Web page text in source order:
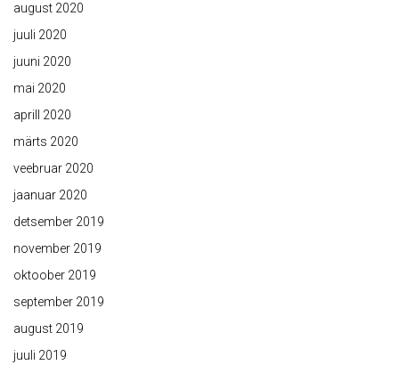
august 2020
juuli 2020
juuni 2020
mai 2020
aprill 2020
märts 2020
veebruar 2020
jaanuar 2020
detsember 2019
november 2019
oktoober 2019
september 2019
august 2019
juuli 2019